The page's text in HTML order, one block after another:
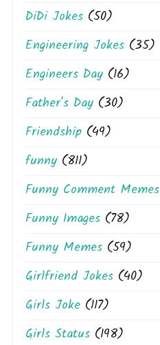
DiDi Jokes (50)
Engineering Jokes (35)
Engineers Day (16)
Father's Day (30)
Friendship (49)
funny (811)
Funny Comment Memes
Funny Images (78)
Funny Memes (59)
Girlfriend Jokes (40)
Girls Joke (117)
Girls Status (198)